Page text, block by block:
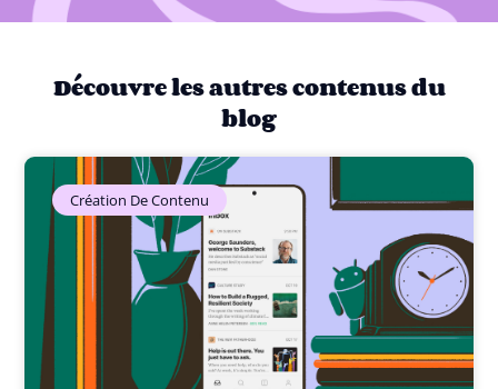
Découvre les autres contenus du
blog
Création De Contenu